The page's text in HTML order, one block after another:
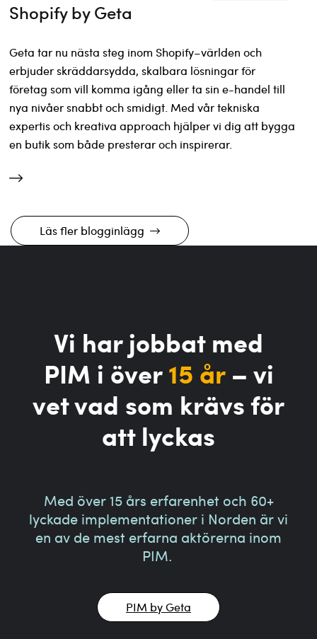
Shopify by Geta
Geta tar nu nästa steg inom Shopify–världen och
erbjuder skräddarsydda, skalbara lösningar för
företag som vill komma igång eller ta sin e-handel till
nya nivåer snabbt och smidigt. Med vår tekniska
expertis och kreativa approach hjälper vi dig att bygga
en butik som både presterar och inspirerar.
Läs fler blogginlägg
Vi har jobbat med
PIM i över15 år– vi
vet vad som krävs för
att lyckas
Med över 15 års erfarenhet och 60+
lyckade implementationer i Norden är vi
en av de mest erfarna aktörerna inom
PIM.
PIM by Geta